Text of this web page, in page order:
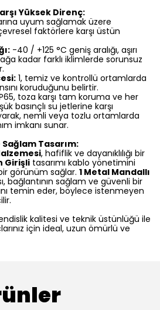
Yüksek Direnç:
uyum sağlamak üzere
faktörlere karşı üstün
-40 / +125 °C geniş aralığı, aşırı
kadar farklı iklimlerde sorunsuz
1, temiz ve kontrollü ortamlarda
koruduğunu belirtir.
toza karşı tam koruma ve her
basınçlı su jetlerine karşı
nemli veya tozlu ortamlarda
imkanı sunar.
Sağlam Tasarım:
, hafiflik ve dayanıklılığı bir
Girişli tasarımı kablo yönetimini
görünüm sağlar. 1 Metal Mandallı
bağlantının sağlam ve güvenli bir
temin eder, böylece istenmeyen
kalitesi ve teknik üstünlüğü ile
için ideal, uzun ömürlü ve